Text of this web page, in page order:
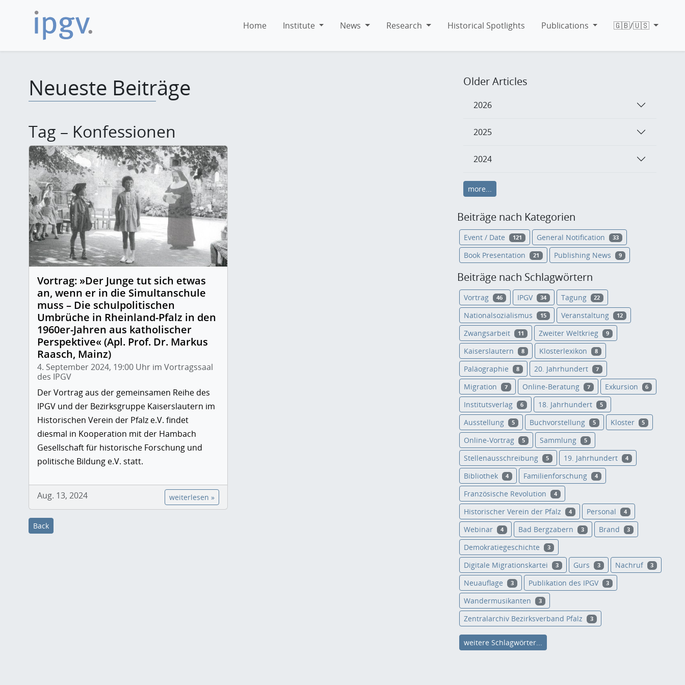
Home Institute News Research Historical Spotlights Publications 🇬🇧/🇺🇸
Neueste Beiträge
Tag – Konfessionen
Vortrag: »Der Junge tut sich etwas
an, wenn er in die Simultanschule
muss – Die schulpolitischen
Umbrüche in Rheinland-Pfalz in den
1960er-Jahren aus katholischer
Perspektive« (Apl. Prof. Dr. Markus
Raasch, Mainz)
4. September 2024, 19:00 Uhr im Vortragssaal
des IPGV
Der Vortrag aus der gemeinsamen Reihe des
IPGV und der Bezirksgruppe Kaiserslautern im
Historischen Verein der Pfalz e.V. findet
diesmal in Kooperation mit der Hambach
Gesellschaft für historische Forschung und
politische Bildung e.V. statt.
Aug. 13, 2024 weiterlesen »
Back
Older Articles
2026
2025
2024
more...
Beiträge nach Kategorien
Event / Date 121 General Notification 33
Book Presentation 21 Publishing News 9
Beiträge nach Schlagwörtern
Vortrag 46 IPGV 34 Tagung 22
Nationalsozialismus 15 Veranstaltung 12
Zwangsarbeit 11 Zweiter Weltkrieg 9
Kaiserslautern 8 Klosterlexikon 8
Paläographie 8 20. Jahrhundert 7
Migration 7 Online-Beratung 7 Exkursion 6
Institutsverlag 6 18. Jahrhundert 5
Ausstellung 5 Buchvorstellung 5 Kloster 5
Online-Vortrag 5 Sammlung 5
Stellenausschreibung 5 19. Jahrhundert 4
Bibliothek 4 Familienforschung 4
Französische Revolution 4
Historischer Verein der Pfalz 4 Personal 4
Webinar 4 Bad Bergzabern 3 Brand 3
Demokratiegeschichte 3
Digitale Migrationskartei 3 Gurs 3 Nachruf 3
Neuauflage 3 Publikation des IPGV 3
Wandermusikanten 3
Zentralarchiv Bezirksverband Pfalz 3
weitere Schlagwörter...